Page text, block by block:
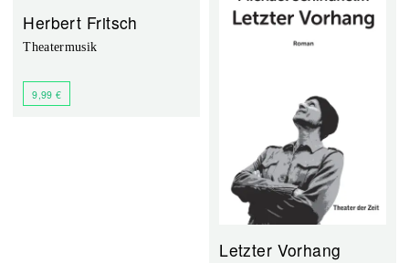
Herbert Fritsch
Theatermusik
9,99 €
Letzter Vorhang